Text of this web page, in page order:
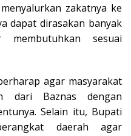
zakatnya ke
dapat dirasakan banyak
sesuai
agar masyarakat
dari Baznas dengan
Selain itu, Bupati
daerah agar